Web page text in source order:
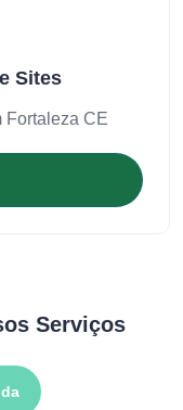
Sites
Fortaleza CE
Serviços